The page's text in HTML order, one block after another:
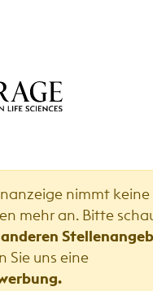
nimmt keine
mehr an. Bitte
anderen
Sie uns eine